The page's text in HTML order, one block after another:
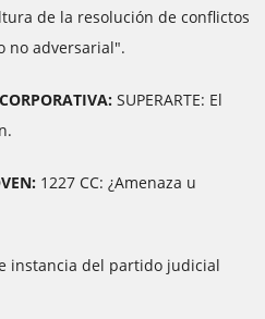
de la resolución de conflictos
no adversarial".
SUPERARTE: El
1227 CC: ¿Amenaza u
instancia del partido judicial